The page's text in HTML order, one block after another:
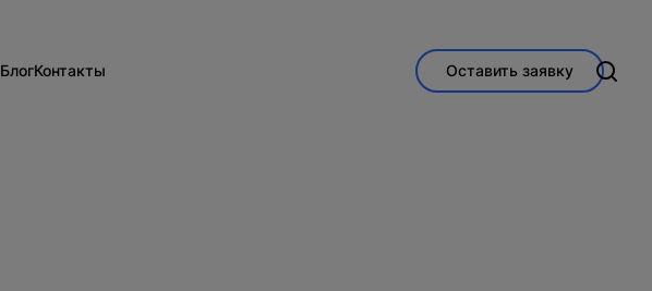
БлогКонтакты Оставить заявку